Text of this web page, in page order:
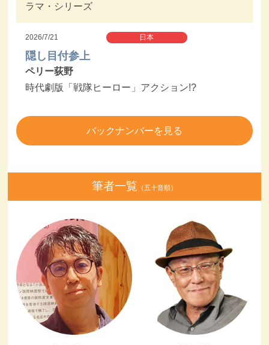
ラマ・シリーズ
2026/7/21 日本
隠し目付参上
ペリー荻野
時代劇版「戦隊ヒーロー」アクション!?
バックナンバーを見る
筆者一覧 （五十音順）